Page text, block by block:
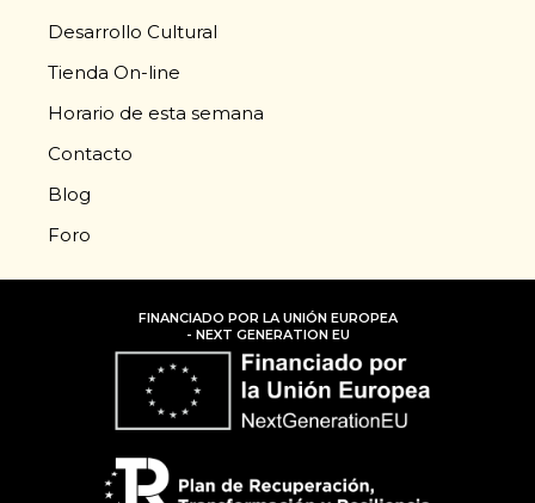
Desarrollo Cultural
Tienda On-line
Horario de esta semana
Contacto
Blog
Foro
FINANCIADO POR LA UNIÓN EUROPEA
- NEXT GENERATION EU